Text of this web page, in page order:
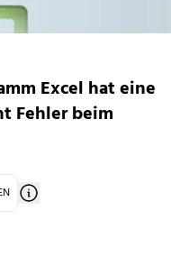
Excel hat eine
Fehler beim